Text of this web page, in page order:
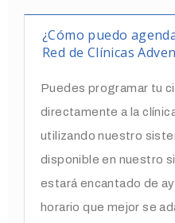
¿Cómo puedo
Red de Clínicas
Puedes programar tu
directamente a la
utilizando nuestro
disponible en nuestro
estará encantado de
horario que mejor se